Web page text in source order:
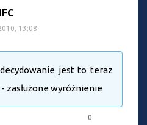
13:08
jest to teraz
zasłużone wyróżnienie
0